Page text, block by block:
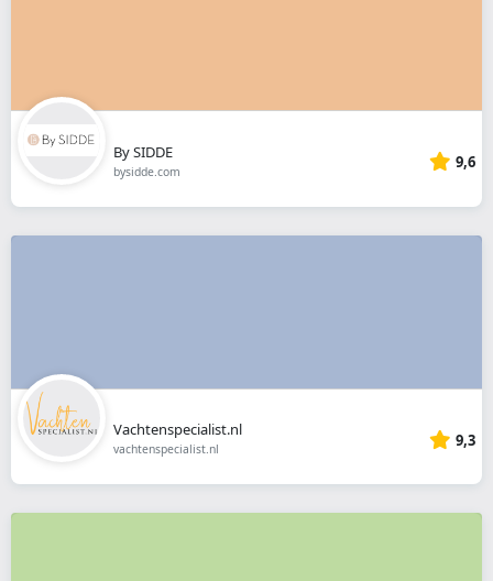
By SIDDE
bysidde.com 9,6
Vachtenspecialist.nl
vachtenspecialist.nl 9,3